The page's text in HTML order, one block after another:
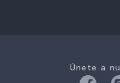
Únete a